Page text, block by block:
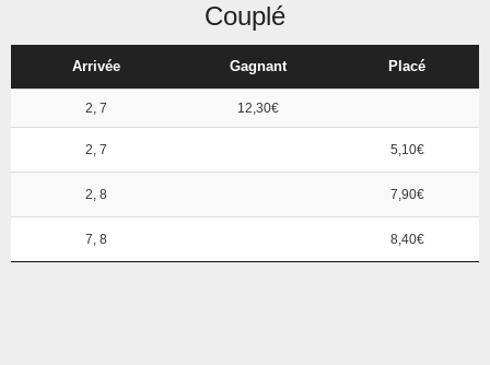
Couplé
Arrivée Gagnant Placé
2, 7 12,30€
2, 7 5,10€
2, 8 7,90€
7, 8 8,40€